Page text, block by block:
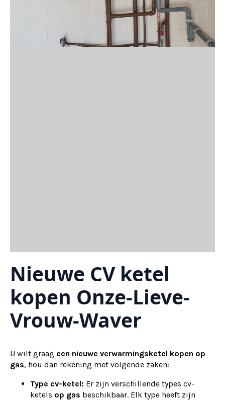
Nieuwe CV ketel
kopen Onze-Lieve-
Vrouw-Waver
U wilt graag een nieuwe verwarmingsketel kopen op
gas, hou dan rekening met volgende zaken:
Type cv-ketel: Er zijn verschillende types cv-
ketels op gas beschikbaar. Elk type heeft zijn